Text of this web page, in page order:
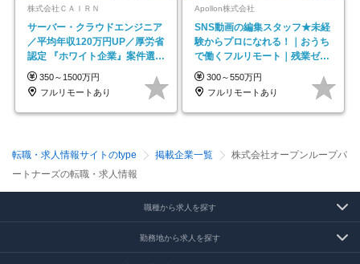
株式会社ＣＡＩＲＮ
サーバー・クラウドエンジニア
／平均年収120万円UP／厚労省
認定 『ホワイト企業』案件選択
制度／年休129日
350～1500万円
フルリモートあり
Apollon株式会社
SNS動画の編集スタッフ★未経
験からプロになれる！｜おうち
で働くフルリモート｜残業ゼロ
で18時退勤◎
300～550万円
フルリモートあり
転職・求人情報サイトのtype 掲載企業一覧
株式会社オープンループパ
ートナーズの転職・求人情報
職種から求人を探す
勤務地から求人を探す